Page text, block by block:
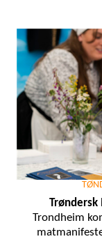
Trondheim